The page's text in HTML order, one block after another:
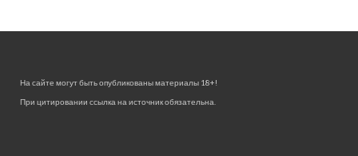
На сайте могут быть опубликованы материалы 18+!
При цитировании ссылка на источник обязательна.